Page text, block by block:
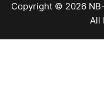
Copyright © 2026
All